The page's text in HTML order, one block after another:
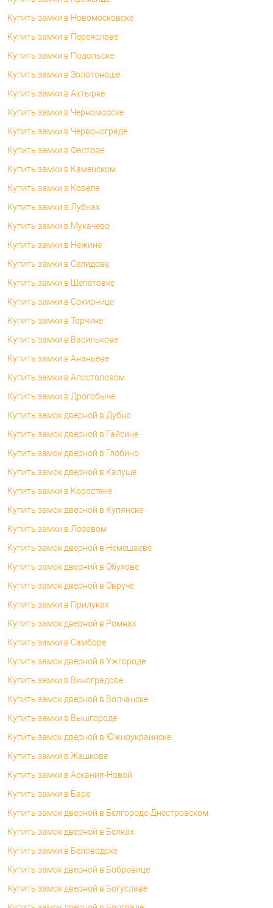
Купить замки в Новомосковске
Купить замки в Переяславе
Купить замки в Подольске
Купить замки в Золотоноше
Купить замки в Ахтырке
Купить замки в Черноморске
Купить замки в Червонограде
Купить замки в Фастове
Купить замки в Каменском
Купить замки в Ковеле
Купить замки в Лубнах
Купить замки в Мукачево
Купить замки в Нежине
Купить замки в Селидове
Купить замки в Шепетовке
Купить замки в Сокирнице
Купить замки в Торчине
Купить замки в Василькове
Купить замки в Ананьеве
Купить замки в Апостоловом
Купить замки в Дрогобыче
Купить замок дверной в Дубно
Купить замок дверной в Гайсине
Купить замок дверной в Глобино
Купить замок дверной в Калуше
Купить замки в Коростене
Купить замок дверной в Купянске
Купить замки в Лозовом
Купить замок дверной в Немешаеве
Купить замок дверний в Обухове
Купить замок дверной в Овруче
Купить замки в Прилуках
Купить замок дверной в Ромнах
Купить замки в Самборе
Купить замок дверной в Ужгороде
Купить замки в Виноградове
Купить замок дверной в Волчанске
Купить замки в Вышгороде
Купить замок дверной в Южноукраинске
Купить замки в Жашкове
Купить замки в Аскания-Новой
Купить замки в Баре
Купить замок дверной в Белгороде-Днестровском
Купить замок дверной в Белках
Купить замки в Беловодске
Купить замок дверной в Бобровице
Купить замок дверной в Богуславе